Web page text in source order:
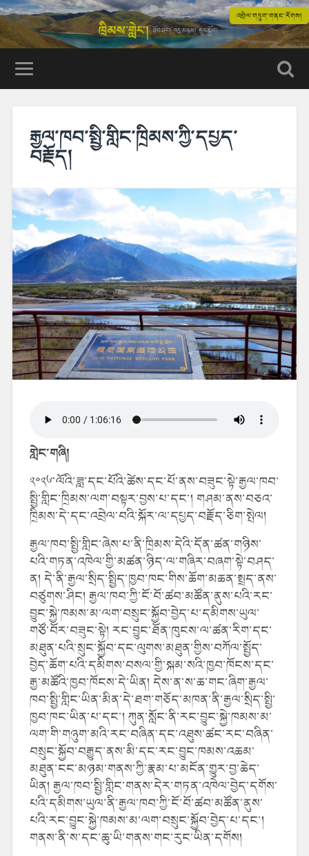
འབྲེལ་གཏུག་གནང་རོགས།
རྒྱལ་ཁབ་སྤྱི་གླིང་ཁྲིམས་ཀྱི་དཔྱད་
བརྗོད།
གླེང་གཞི།
༢༠༢༦་ལོའི་ཟླ་དང་པོའི་ཚེས་དང་པོ་ནས་བཟུང་སྟེ་རྒྱལ་ཁབ་
སྤྱི་གླིང་ཁྲིམས་ལག་བསྟར་བྱས་པ་དང་། གཤམ་ནས་བཅའ་
ཁྲིམས་དེ་དང་འབྲེལ་བའི་སྐོར་ལ་དཔྱད་བརྗོད་ཅིག་སྤེལ།
རྒྱལ་ཁབ་སྤྱི་གླིང་ཞེས་པ་ནི་ཁྲིམས་དེའི་དོན་ཚན་གཉིས་
པའི་གཏན་འཁེལ་གྱི་མཚན་ཉིད་ལ་གཞིར་བཞག་སྟེ་བཤད་
ན། དེ་ནི་རྒྱལ་སྲིད་སྤྱིད་ཁྱབ་ཁང་གིས་ཆོག་མཆན་སྤྲད་ནས་
བཙུགས་ཤིང། རྒྱལ་ཁབ་ཀྱི་ངོ་བོ་ཚབ་མཚོན་ནུས་པའི་རང་
བྱུང་སྐྱེ་ཁམས་མ་ལག་བསྲུང་སྐྱོབ་བྱེད་པ་དམིགས་ཡུལ་
གཙོ་བོར་བཟུང་སྟེ། རང་བྱུང་ཐོན་ཁུངས་ལ་ཚན་རིག་དང་
མཐུན་པའི་སྲུང་སྐྱོབ་དང་ལུགས་མཐུན་གྱིས་བཀོལ་སྤྱོད་
བྱེད་ཆོག་པའི་དམིགས་བསལ་གྱི་སྐམ་སའི་ཁྱབ་ཁོངས་དང་
རྒྱ་མཚོའི་ཁྱབ་ཁོངས་དེ་ཡིན། དེས་ན་ས་ཆ་གང་ཞིག་རྒྱལ་
ཁབ་སྤྱི་གླིང་ཡིན་མིན་དེ་ཐག་གཅོད་མཁན་ནི་རྒྱལ་སྲིད་སྤྱི་
ཁྱབ་ཁང་ཡིན་པ་དང་། ཀུན་སློང་ནི་རང་བྱུང་སྐྱེ་ཁམས་མ་
ལག་གི་གཉུག་མའི་རང་བཞིན་དང་འཐུས་ཚང་རང་བཞིན་
བསྲུང་སྐྱོབ་བརྒྱུད་ནས་མི་དང་རང་བྱུང་ཁམས་འཆམ་
མཐུན་ངང་མཉམ་གནས་ཀྱི་རྣམ་པ་མངོན་གྱུར་བྱ་ཆེད་
ཡིན། རྒྱལ་ཁབ་སྤྱི་གླིང་གནས་དེར་གཏན་འཁེལ་བྱེད་དགོས་
པའི་དམིགས་ཡུལ་ནི་རྒྱལ་ཁབ་ཀྱི་ངོ་བོ་ཚབ་མཚོན་ནུས་
པའི་རང་བྱུང་སྐྱེ་ཁམས་མ་ལག་བསྲུང་སྐྱོབ་བྱེད་པ་དང་།
གནས་ནི་ས་དང་ཆུ་ཡི་གནས་གང་རུང་ཡིན་དགོས།